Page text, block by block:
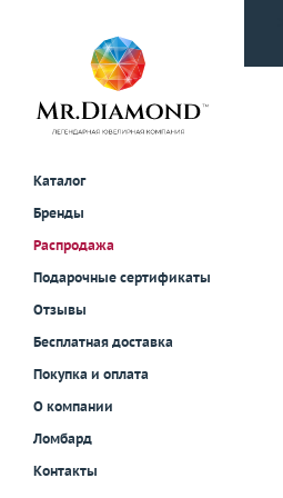
Каталог
Бренды
Распродажа
Подарочные сертификаты
Отзывы
Бесплатная доставка
Покупка и оплата
О компании
Ломбард
Контакты
примерки!